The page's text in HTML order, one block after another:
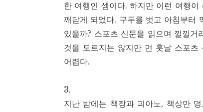
한 여행인 셈이다. 하지만 이런 여행
깨닫게 되었다. 구두를 벗고 아침부터
있을까? 스포츠 신문을 읽으며 낄낄
것을 모르지는 않지만 먼 훗날 스포
어렵다.
3.
지난 밤에는 책장과 피아노, 책상만